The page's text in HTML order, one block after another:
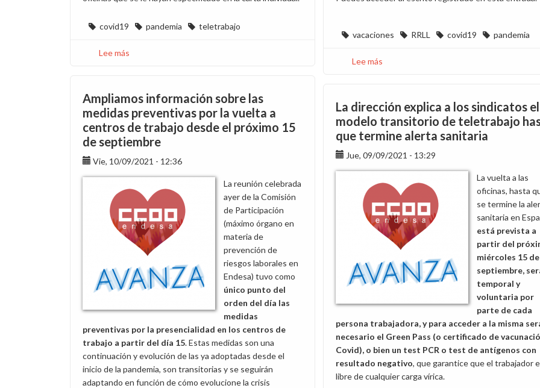
vacaciones RRLL covid19 pandemia
Lee más
ampliar
el
período
de
vacaciones
el
de
marzo
covid19 pandemia teletrabajo
Lee más
las
oficinas
mañana
miércoles
es
Ampliamos información sobre las
medidas preventivas por la vuelta a
centros de trabajo desde el próximo 15
de septiembre
Vie, 10/09/2021 - 12:36
La reunión celebrada
ayer de la Comisión
de Participación
(máximo órgano en
materia de
prevención de
riesgos laborales en
Endesa) tuvo como
único punto del
orden del día las
medidas
preventivas por la presencialidad en los centros de
trabajo a partir del día 15. Estas medidas son una
continuación y evolución de las ya adoptadas desde el
inicio de la pandemia, son transitorias y se seguirán
adaptando en función de cómo evolucione la crisis
La dirección explica a los sindicatos el
modelo transitorio de teletrabajo
que termine alerta sanitaria
Jue, 09/09/2021 - 13:29
La vuelta a las
oficinas, hasta
se termine la
sanitaria en
está prevista a
partir del
miércoles 15 de
septiembre,
temporal y
voluntaria por
parte de cada
persona trabajadora, y para acceder a la misma
necesario el Green Pass (o certificado de
Covid), o bien un test PCR o test de antígenos con
resultado negativo, que garantice que el trabajador
libre de cualquier carga vírica.